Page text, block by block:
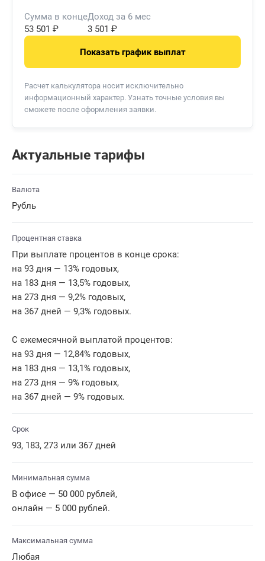
Сумма в конце
53 501 ₽
Доход за 6 мес
3 501 ₽
Показать график выплат
Расчет калькулятора носит исключительно
информационный характер. Узнать точные условия вы
сможете после оформления заявки.
Актуальные тарифы
Валюта
Рубль
Процентная ставка
При выплате процентов в конце срока:
на 93 дня — 13% годовых,
на 183 дня — 13,5% годовых,
на 273 дня — 9,2% годовых,
на 367 дней — 9,3% годовых.
С ежемесячной выплатой процентов:
на 93 дня — 12,84% годовых,
на 183 дня — 13,1% годовых,
на 273 дня — 9% годовых,
на 367 дней — 9% годовых.
Срок
93, 183, 273 или 367 дней
Минимальная сумма
В офисе — 50 000 рублей,
онлайн — 5 000 рублей.
Максимальная сумма
Любая